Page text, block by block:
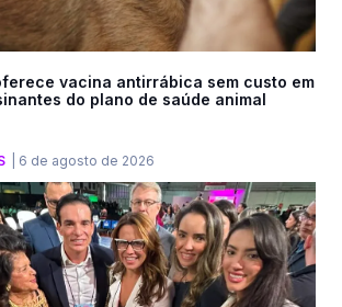
vacina antirrábica sem custo em
do plano de saúde animal
6 de agosto de 2026